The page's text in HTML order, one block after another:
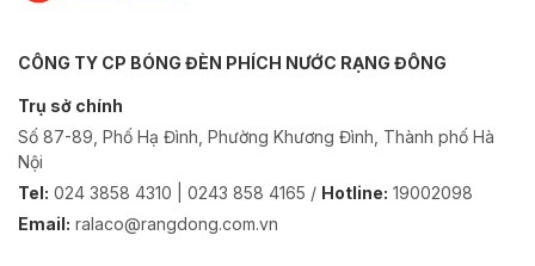
CÔNG TY CP BÓNG ĐÈN PHÍCH NƯỚC RẠNG ĐÔNG
Trụ sở chính
Số 87-89, Phố Hạ Đình, Phường Khương Đình, Thành phố Hà
Nội
Tel: 024 3858 4310 | 0243 858 4165 / Hotline: 19002098
Email: ralaco@rangdong.com.vn